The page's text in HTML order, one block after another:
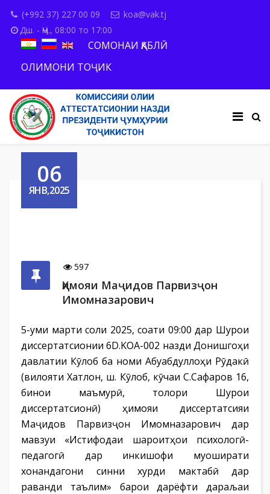
(+992 37) 227 00 09
koa@vak.tj
Дш. - Ҷм., 08:00 то 17:00
СОМОНАИ ҚАБЛӢ
ОЛИМОНИ ТОҶИК
06
ЯНВ,2025
597
Ҳимояи Маҷидов Парвизҷон
Имомназарович
5-уми марти соли 2025, соати 09:00 дар Шурои
диссертатсионии 6D.KOA-002 назди Донишгоҳи
давлатии Кӯлоб ба номи Абуабдуллоҳи Рӯдакӣ
(вилояти Хатлон, ш. Кӯлоб, кӯчаи С.Сафаров 16,
бинои маъмурӣ, толори Шурои
диссертатсионӣ) ҳимояи диссертатсияи
Маҷидов Парвизҷон Имомназарович дар
мавзуи «Истифодаи шароитҳои психологӣ-
педагогӣ дар инкишофи муоширати
хонандагони синни хурди мактабӣ дар
раванди таълим» барои дарёфти дараљаи